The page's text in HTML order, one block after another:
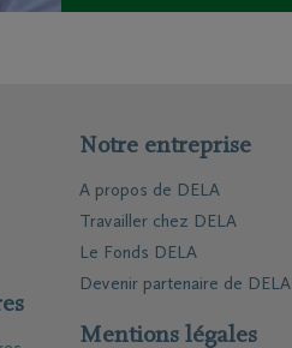
Notre entreprise
A propos de DELA
Travailler chez DELA
Le Fonds DELA
Devenir partenaire de DELA
Mentions légales